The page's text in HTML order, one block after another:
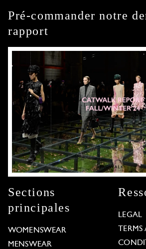
Pré-commander notre
rapport
Sections
principales
WOMENSWEAR
MENSWEAR
LEGAL